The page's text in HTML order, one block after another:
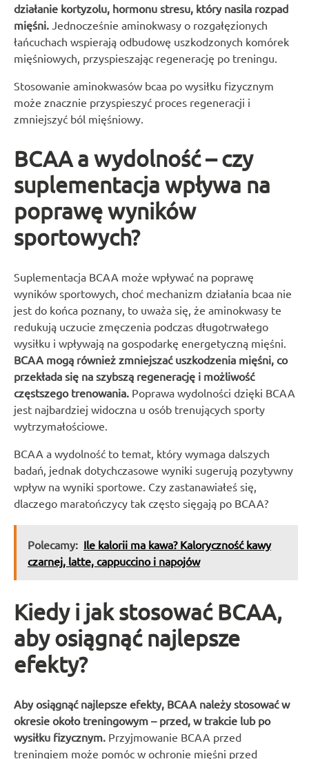
działanie kortyzolu, hormonu stresu, który nasila rozpad
mięśni. Jednocześnie aminokwasy o rozgałęzionych
łańcuchach wspierają odbudowę uszkodzonych komórek
mięśniowych, przyspieszając regenerację po treningu.
Stosowanie aminokwasów bcaa po wysiłku fizycznym
może znacznie przyspieszyć proces regeneracji i
zmniejszyć ból mięśniowy.
BCAA a wydolność – czy
suplementacja wpływa na
poprawę wyników
sportowych?
Suplementacja BCAA może wpływać na poprawę
wyników sportowych, choć mechanizm działania bcaa nie
jest do końca poznany, to uważa się, że aminokwasy te
redukują uczucie zmęczenia podczas długotrwałego
wysiłku i wpływają na gospodarkę energetyczną mięśni.
BCAA mogą również zmniejszać uszkodzenia mięśni, co
przekłada się na szybszą regenerację i możliwość
częstszego trenowania. Poprawa wydolności dzięki BCAA
jest najbardziej widoczna u osób trenujących sporty
wytrzymałościowe.
BCAA a wydolność to temat, który wymaga dalszych
badań, jednak dotychczasowe wyniki sugerują pozytywny
wpływ na wyniki sportowe. Czy zastanawiałeś się,
dlaczego maratończycy tak często sięgają po BCAA?
Polecamy: Ile kalorii ma kawa? Kaloryczność kawy
czarnej, latte, cappuccino i napojów
Kiedy i jak stosować BCAA,
aby osiągnąć najlepsze
efekty?
Aby osiągnąć najlepsze efekty, BCAA należy stosować w
okresie około treningowym – przed, w trakcie lub po
wysiłku fizycznym. Przyjmowanie BCAA przed
treningiem może pomóc w ochronie mięśni przed